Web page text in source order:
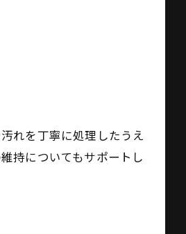
れを丁寧に処理したうえ
持についてもサポートし